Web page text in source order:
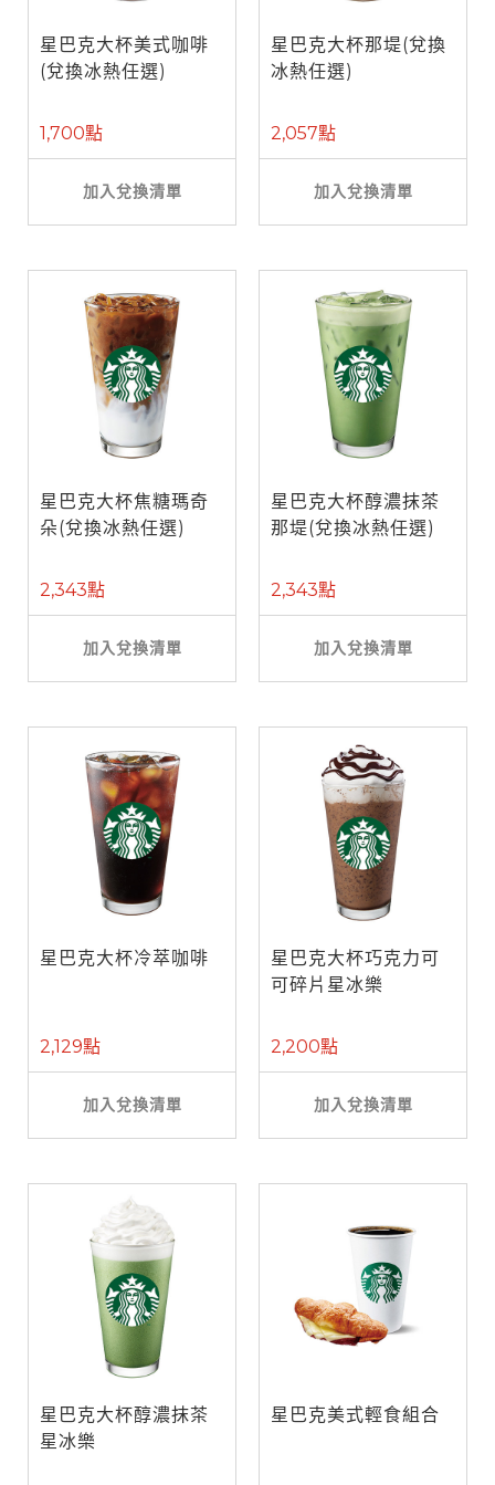
星巴克大杯美式咖啡
(兌換冰熱任選)
1,700點
加入兌換清單
星巴克大杯那堤(兌換
冰熱任選)
2,057點
加入兌換清單
星巴克大杯焦糖瑪奇
朵(兌換冰熱任選)
2,343點
加入兌換清單
星巴克大杯醇濃抹茶
那堤(兌換冰熱任選)
2,343點
加入兌換清單
星巴克大杯冷萃咖啡
2,129點
加入兌換清單
星巴克大杯巧克力可
可碎片星冰樂
2,200點
加入兌換清單
星巴克大杯醇濃抹茶
星冰樂
星巴克美式輕食組合